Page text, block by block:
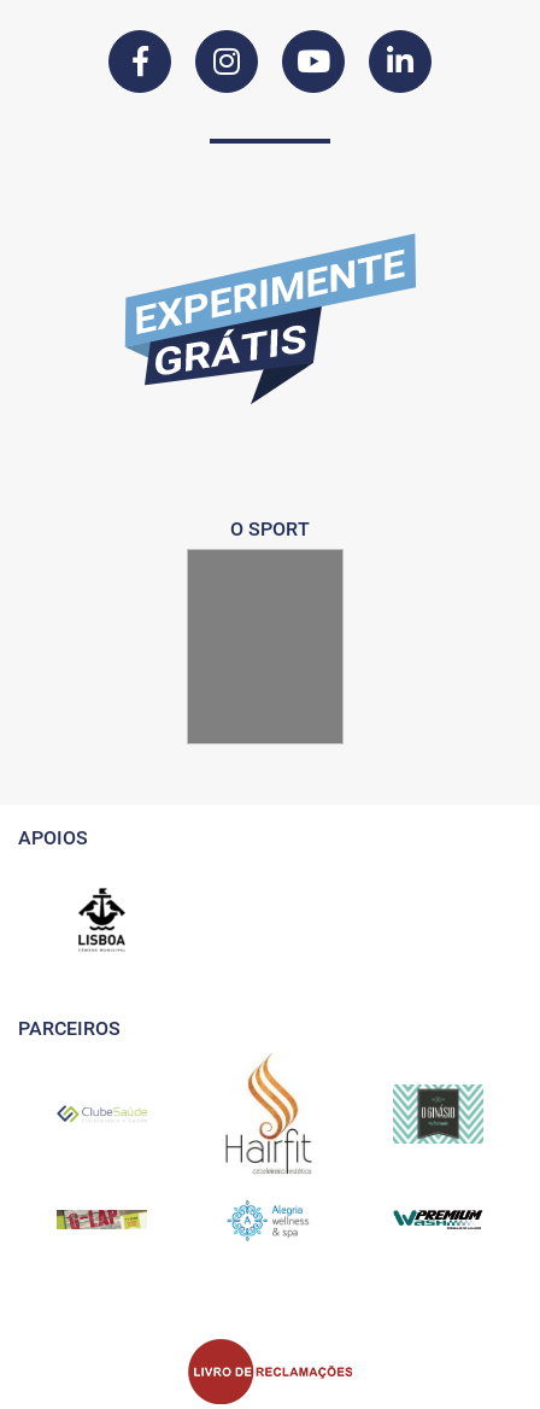
O SPORT
APOIOS
PARCEIROS